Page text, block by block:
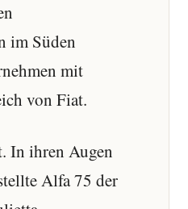
im Süden
mit
von Fiat.
In ihren Augen
Alfa 75 der